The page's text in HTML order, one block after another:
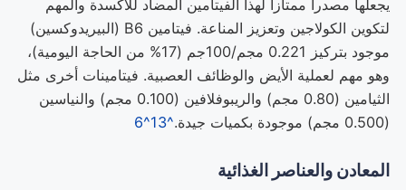
يجعلها مصدراً ممتازاً لهذا الفيتامين المضاد للأكسدة والمهم
لتكوين الكولاجين وتعزيز المناعة. فيتامين B6 (البيريدوكسين)
موجود بتركيز 0.221 مجم/100جم (17% من الحاجة اليومية)،
وهو مهم لعملية الأيض والوظائف العصبية. فيتامينات أخرى مثل
الثيامين (0.80 مجم) والريبوفلافين (0.100 مجم) والنياسين
(0.500 مجم) موجودة بكميات جيدة.
^13
^6
المعادن والعناصر الغذائية